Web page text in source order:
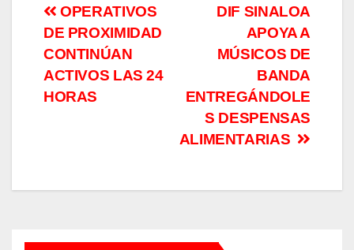
Navegación
de
entradas
DIF SINALOA
APOYA A
MÚSICOS DE
BANDA
ENTREGÁNDOLE
S DESPENSAS
ALIMENTARIAS
OPERATIVOS
DE PROXIMIDAD
CONTINÚAN
ACTIVOS LAS 24
HORAS